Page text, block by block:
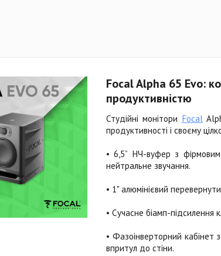
Focal Alpha 65 Evo:
продуктивністю
Студійні монітори Focal
продуктивності і своєму
• 6,5” НЧ-вуфер з
нейтральне звучання.
• 1" алюмінієвий
• Сучасне біамп-
• Фазоінверторний кабінет
впритул до стіни.